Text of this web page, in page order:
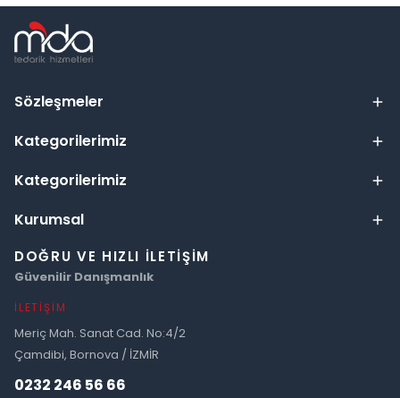
Sözleşmeler
Kategorilerimiz
Kategorilerimiz
Kurumsal
DOĞRU VE HIZLI İLETIŞIM
Güvenilir Danışmanlık
İLETIŞIM
Meriç Mah. Sanat Cad. No:4/2
Çamdibi, Bornova / İZMİR
0232 246 56 66